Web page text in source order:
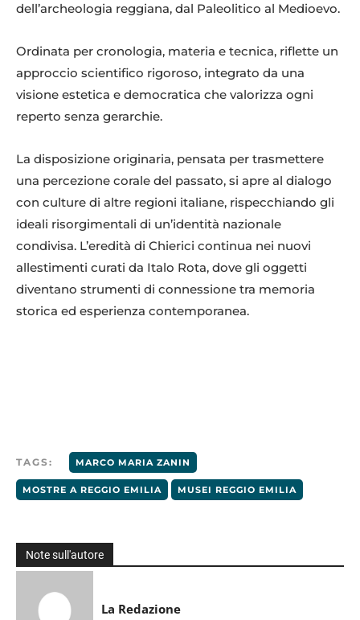
dell’archeologia reggiana, dal Paleolitico al Medioevo.
Ordinata per cronologia, materia e tecnica, riflette un
approccio scientifico rigoroso, integrato da una
visione estetica e democratica che valorizza ogni
reperto senza gerarchie.
La disposizione originaria, pensata per trasmettere
una percezione corale del passato, si apre al dialogo
con culture di altre regioni italiane, rispecchiando gli
ideali risorgimentali di un’identità nazionale
condivisa. L’eredità di Chierici continua nei nuovi
allestimenti curati da Italo Rota, dove gli oggetti
diventano strumenti di connessione tra memoria
storica ed esperienza contemporanea.
TAGS: MARCO MARIA ZANIN
MOSTRE A REGGIO EMILIA MUSEI REGGIO EMILIA
Note sull'autore
La Redazione